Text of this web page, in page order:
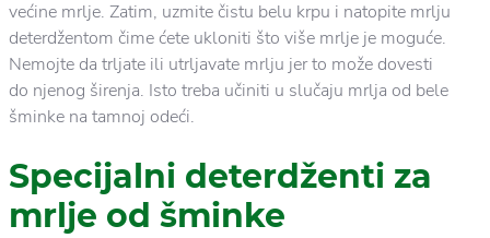
većine mrlje. Zatim, uzmite čistu belu krpu i natopite mrlju
deterdžentom čime ćete ukloniti što više mrlje je moguće.
Nemojte da trljate ili utrljavate mrlju jer to može dovesti
do njenog širenja. Isto treba učiniti u slučaju mrlja od bele
šminke na tamnoj odeći.
Specijalni deterdženti za
mrlje od šminke